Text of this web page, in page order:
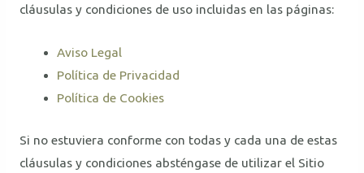
cláusulas y condiciones de uso incluidas en las páginas:
Aviso Legal
Política de Privacidad
Política de Cookies
Si no estuviera conforme con todas y cada una de estas
cláusulas y condiciones absténgase de utilizar el Sitio